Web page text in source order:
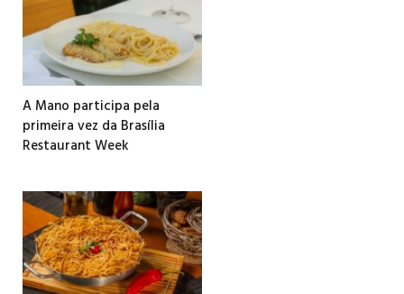
A Mano participa pela
primeira vez da Brasília
Restaurant Week